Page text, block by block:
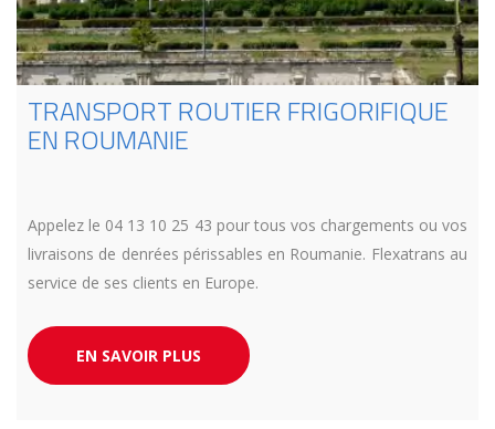
TRANSPORT ROUTIER FRIGORIFIQUE
EN ROUMANIE
Appelez le 04 13 10 25 43 pour tous vos chargements ou vos
livraisons de denrées périssables en Roumanie. Flexatrans au
service de ses clients en Europe.
EN SAVOIR PLUS